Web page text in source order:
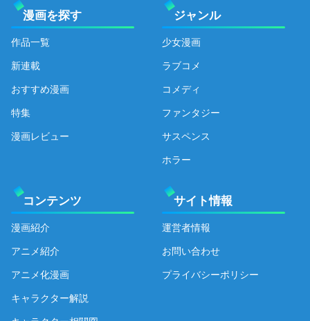
漫画を探す
作品一覧
新連載
おすすめ漫画
特集
漫画レビュー
ジャンル
少女漫画
ラブコメ
コメディ
ファンタジー
サスペンス
ホラー
コンテンツ
漫画紹介
アニメ紹介
アニメ化漫画
キャラクター解説
サイト情報
運営者情報
お問い合わせ
プライバシーポリシー